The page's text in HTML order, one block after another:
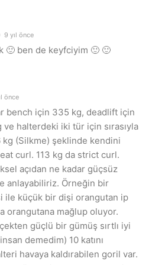
9 yıl önce
🙂 ben de keyfciyim 🙂 🙂
önce
bench için 335 kg, deadlift için
halterdeki iki tür için sırasıyla
kg (Silkme) şeklinde kendini
curl. 113 kg da strict curl.
açıdan ne kadar güçsüz
anlayabiliriz. Örneğin bir
ile küçük bir dişi orangutan ip
orangutana mağlup oluyor.
güçlü bir gümüş sırtlı iyi
demedim) 10 katını
havaya kaldırabilen goril var.